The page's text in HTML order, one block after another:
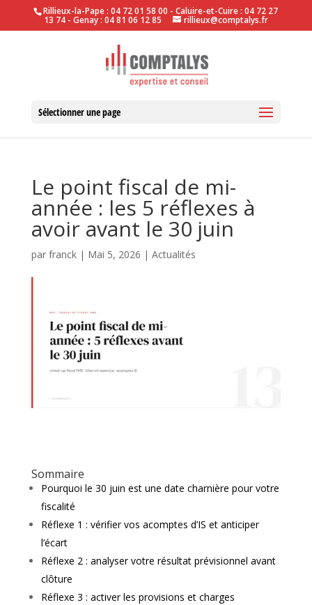
Rillieux-la-Pape : 04 72 01 58 00 - Caluire-et-Cuire : 04 72 27
13 74 - Genay : 04 81 06 12 85 rillieux@comptalys.fr
Sélectionner une page
Le point fiscal de mi-
année : les 5 réflexes à
avoir avant le 30 juin
par franck| Mai 5, 2026 | Actualités
Sommaire
Pourquoi le 30 juin est une date charnière pour votre
fiscalité
Réflexe 1 : vérifier vos acomptes d’IS et anticiper
l’écart
Réflexe 2 : analyser votre résultat prévisionnel avant
clôture
Réflexe 3 : activer les provisions et charges